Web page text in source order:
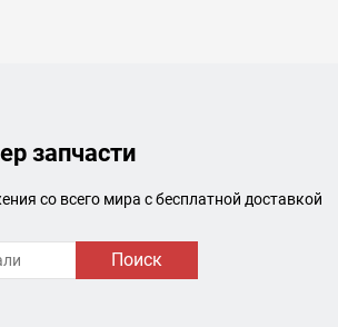
запчасти
со всего мира с бесплатной доставкой
Поиск